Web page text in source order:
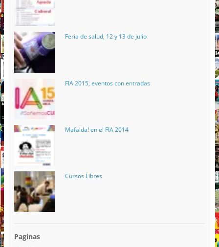
Feria de salud, 12 y 13 de julio
FIA 2015, eventos con entradas
Mafalda! en el FIA 2014
Cursos Libres
Paginas